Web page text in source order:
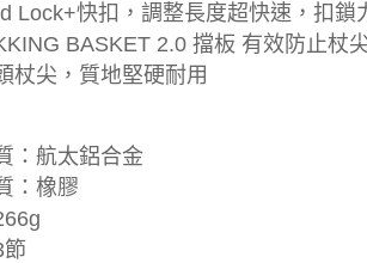
Lock+快扣，調整長度超快速，扣
BASKET 2.0 擋板 有效防止杖
杖尖，質地堅硬耐用
：航太鋁合金
：橡膠